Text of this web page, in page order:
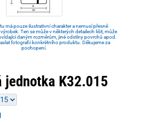
má pouze ilustrativní charakter a nemusí přesně
Ten se může v některých detailech lišit, může
daným rozměrům, jiné odstíny povrchů apod.
fotografii konkrétního produktu. Děkujeme za
pochopení.
jednotka K32.015